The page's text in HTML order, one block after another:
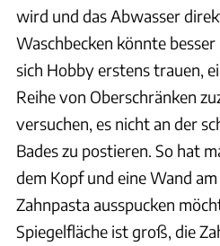
wird und das Abwasser
Waschbecken könnte
sich Hobby erstens trauen,
Reihe von Oberschränken
versuchen, es nicht an der
Bades zu postieren. So hat
dem Kopf und eine Wand
Zahnpasta ausspucken
Spiegelfläche ist groß, die